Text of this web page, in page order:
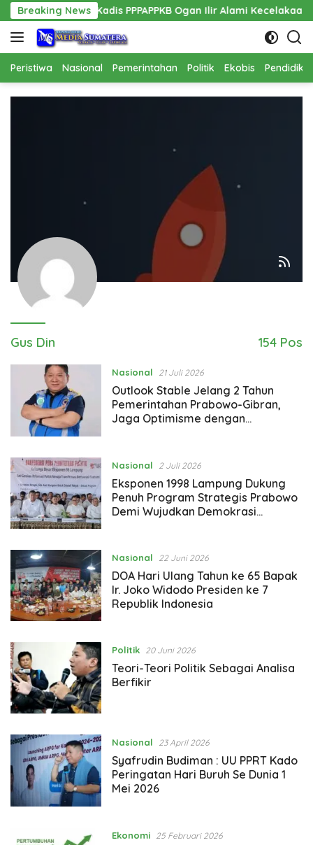
Langsung
ke
konten
Breaking News
Dinas Kadis PPPAPPKB Ogan Ilir Alami Kecelakaan
Peristiwa Nasional Pemerintahan Politik Ekobis
Gus Din 154 Pos
Nasional 21 Juli 2026
Outlook Stable Jelang 2 Tahun
Pemerintahan Prabowo-Gibran,
Jaga Optimisme dengan
Nasional 2 Juli 2026
Eksponen 1998 Lampung Dukung
Penuh Program Strategis Prabowo
Demi Wujudkan Demokrasi
Nasional 22 Juni 2026
DOA Hari Ulang Tahun ke 65 Bapak
Ir. Joko Widodo Presiden ke 7
Republik Indonesia
Politik 20 Juni 2026
Teori-Teori Politik Sebagai Analisa
Berfikir
Nasional 23 April 2026
Syafrudin Budiman : UU PPRT Kado
Peringatan Hari Buruh Se Dunia 1
Mei 2026
Ekonomi 25 Februari 2026